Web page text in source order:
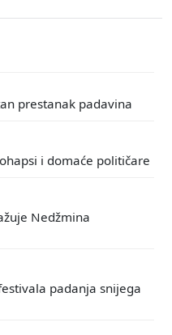
prestanak padavina
i domaće političare
Nedžmina
padanja snijega